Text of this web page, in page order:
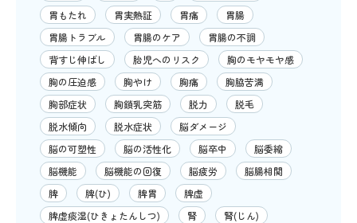
胃もたれ
胃実熱証 胃痛
胃腸
胃腸トラブル
胃腸のケア
胃腸の不調
背すじ伸ばし
胎児へのリスク
胸のモヤモヤ感
胸の圧迫感
胸やけ 胸痛
胸脇苦満
胸部症状
胸鎖乳突筋 脱力
脱毛
脱水傾向
脱水症状
脳ダメージ
脳の可塑性
脳の活性化 脳卒中
脳委縮
脳機能
脳機能の回復 脳疲労
脳腸相関
脾
脾(ひ) 脾胃
脾虚
脾虚痰湿(ひきょたんしつ)
腎
腎(じん)